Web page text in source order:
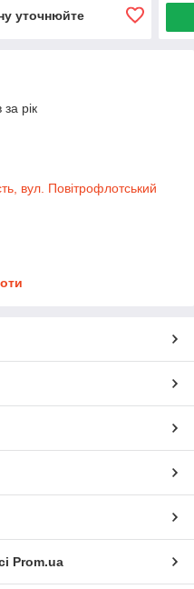
уточнюйте
рік
вул. Повітрофлотський
Prom.ua